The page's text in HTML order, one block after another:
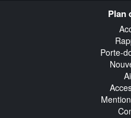
Plan
Porte-